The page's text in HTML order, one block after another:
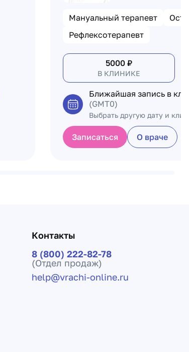
Мануальный терапевт
Рефлексотерапевт
5000 ₽
В КЛИНИКЕ
Ближайшая запись в
(GMT0)
Выбрать другую дату и
Записаться О враче
Контакты
8 (800) 222-82-78
(Отдел продаж)
help@vrachi-online.ru